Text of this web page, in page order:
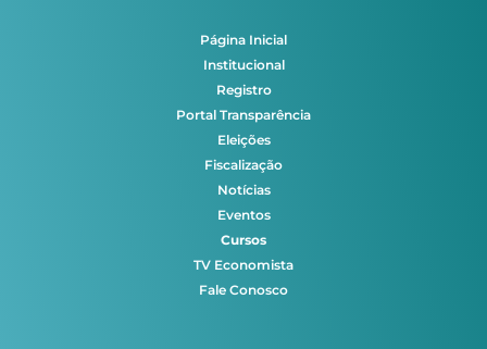
Página Inicial
Institucional
Registro
Portal Transparência
Eleições
Fiscalização
Notícias
Eventos
Cursos
TV Economista
Fale Conosco